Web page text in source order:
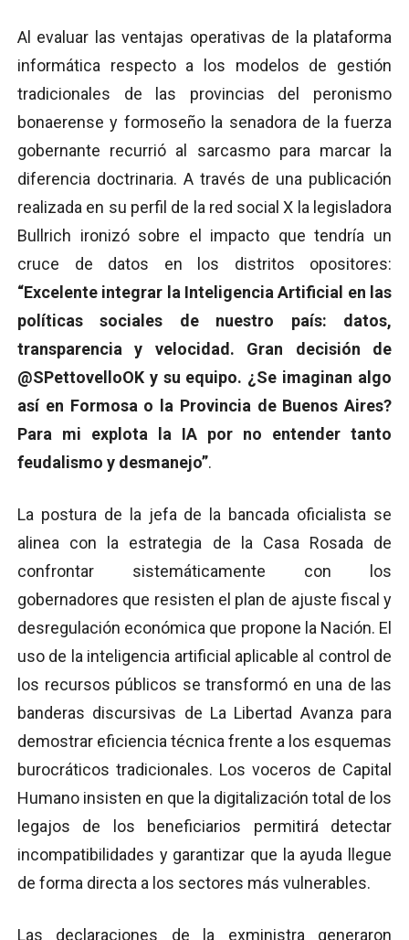
Al evaluar las ventajas operativas de la plataforma
informática respecto a los modelos de gestión
tradicionales de las provincias del peronismo
bonaerense y formoseño la senadora de la fuerza
gobernante recurrió al sarcasmo para marcar la
diferencia doctrinaria. A través de una publicación
realizada en su perfil de la red social X la legisladora
Bullrich ironizó sobre el impacto que tendría un
cruce de datos en los distritos opositores:
“Excelente integrar la Inteligencia Artificial en las
políticas sociales de nuestro país: datos,
transparencia y velocidad. Gran decisión de
@SPettovelloOK y su equipo. ¿Se imaginan algo
así en Formosa o la Provincia de Buenos Aires?
Para mi explota la IA por no entender tanto
feudalismo y desmanejo”.
La postura de la jefa de la bancada oficialista se
alinea con la estrategia de la Casa Rosada de
confrontar sistemáticamente con los
gobernadores que resisten el plan de ajuste fiscal y
desregulación económica que propone la Nación. El
uso de la inteligencia artificial aplicable al control de
los recursos públicos se transformó en una de las
banderas discursivas de La Libertad Avanza para
demostrar eficiencia técnica frente a los esquemas
burocráticos tradicionales. Los voceros de Capital
Humano insisten en que la digitalización total de los
legajos de los beneficiarios permitirá detectar
incompatibilidades y garantizar que la ayuda llegue
de forma directa a los sectores más vulnerables.
Las declaraciones de la exministra generaron